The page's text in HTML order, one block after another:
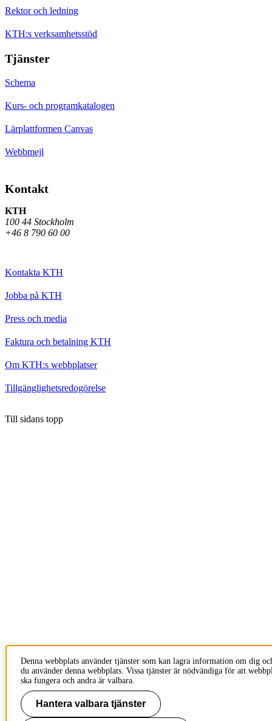
Rektor och ledning
KTH:s verksamhetsstöd
Tjänster
Schema
Kurs- och programkatalogen
Lärplattformen Canvas
Webbmejl
Kontakt
KTH
100 44 Stockholm
+46 8 790 60 00
Kontakta KTH
Jobba på KTH
Press och media
Faktura och betalning KTH
Om KTH:s webbplatser
Tillgänglighetsredogörelse
Till sidans topp
Denna webbplats använder tjänster som kan lagra information om dig
du använder denna webbplats. Vissa tjänster är nödvändiga för att
ska fungera och andra är valbara.
Hantera valbara tjänster